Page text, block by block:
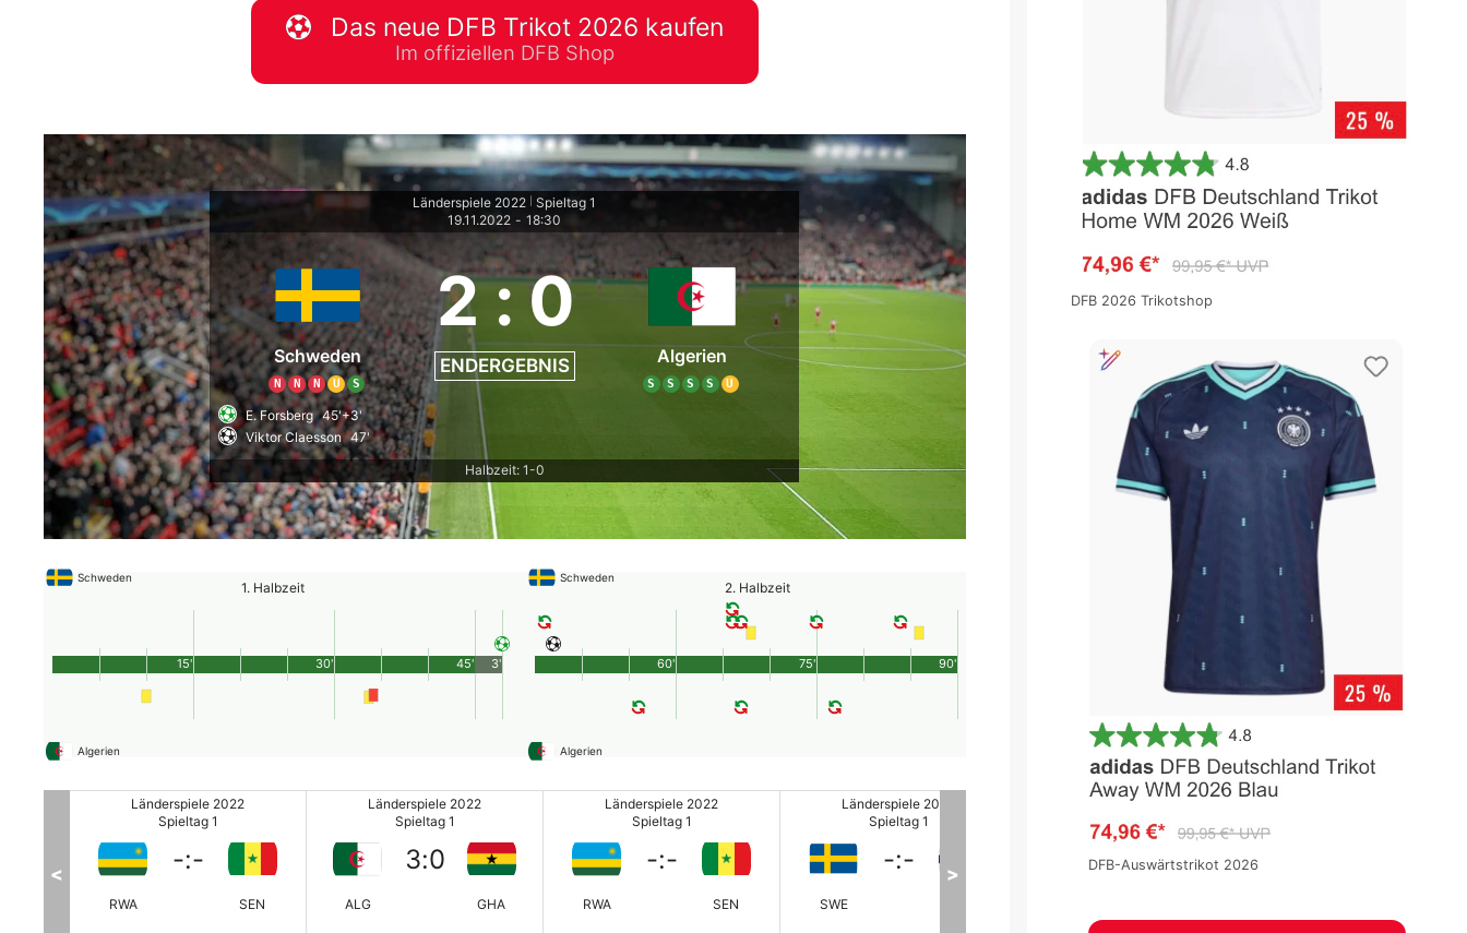
WM 2026 Spielplan Excel – kostenlos
downloaden & automatisch ausfüllen
Das neue DFB Trikot 2026 kaufen
Im offiziellen DFB Shop
Länderspiele 2022
Spieltag 1
19.11.2022 - 18:30
Schweden
N N N U S
2:0
ENDERGEBNIS Algerien
S S S S U
E. Forsberg 45'+3'
Viktor Claesson
47'
Halbzeit: 1-0
Schweden
1. Halbzeit
Algerien
45'
15' 30' 3'
Schweden
2. Halbzeit
Algerien
90'
60' 75'
Länderspiele 2022
Spieltag 1
RWA
-:-
SEN
Länderspiele 2022
Spieltag 1
ALG
3:0
GHA
Länderspiele 2022
Spieltag 1
RWA
-:-
SEN
Länderspiele 2022
Spieltag 1
SWE
-:-
Länderspiele 2022
Spieltag 1
-:-
< >
DFB 2026 Trikotshop
DFB-Auswärtstrikot 2026